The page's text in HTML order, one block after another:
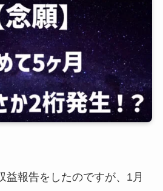
益報告をしたのですが、1月